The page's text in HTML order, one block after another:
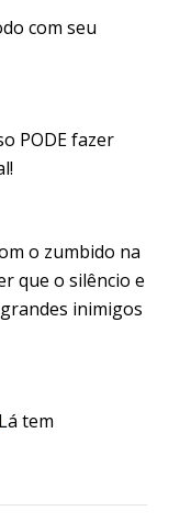
com seu
PODE fazer
o zumbido na
que o silêncio e
inimigos
tem